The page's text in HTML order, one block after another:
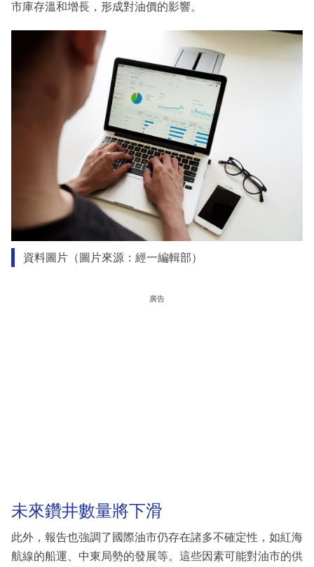
市庫存溫和增長，形成對油價的影響。
資料圖片（圖片來源：經一編輯部）
廣告
未來鑽井數量將下滑
此外，報告也強調了國際油市仍存在諸多不確定性，如紅海
航線的船運、中東局勢的發展等。這些因素可能對油市的供